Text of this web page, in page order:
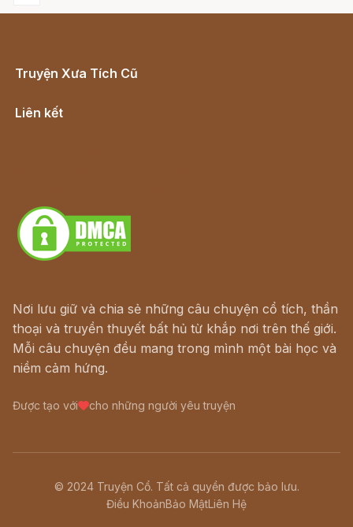
Truyện Xưa Tích Cũ
Liên kết
Nơi lưu giữ và chia sẻ những câu chuyện cổ tích, thần
thoại và truyền thuyết bất hủ từ khắp nơi trên thế giới.
Mỗi câu chuyện đều mang trong mình một bài học và
niềm cảm hứng.
Được tạo với cho những người yêu truyện
© 2024 Truyện Cổ. Tất cả quyền được bảo lưu.
Điều KhoảnBảo MậtLiên Hệ